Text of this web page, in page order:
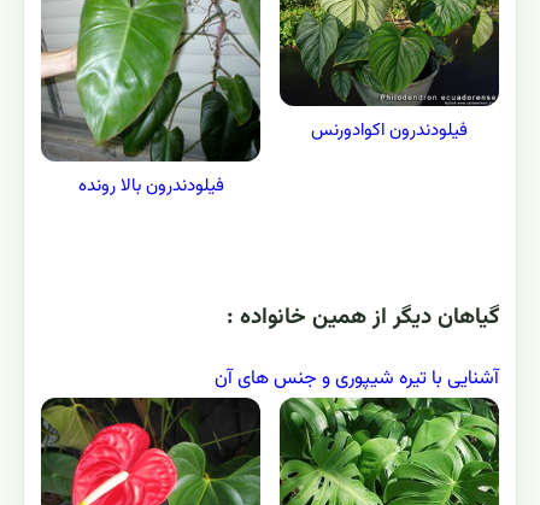
فیلودندرون اکوادورنس
فیلودندرون بالا رونده
گياهان ديگر از همين خانواده :
آشنایی با تیره شیپوری و جنس های آن